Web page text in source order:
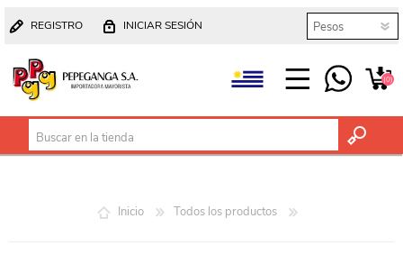
REGISTRO INICIAR SESIÓN
(0)
Inicio Todos los productos